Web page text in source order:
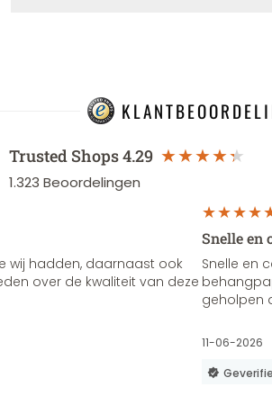
Trusted Shops4.29
1.323 Beoordelingen
wij hadden, daarnaast ook
over de kwaliteit van deze
Snelle en
Snelle en
geholpen
11-06-2026